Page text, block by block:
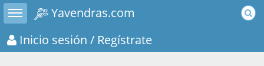
Toggle sidebar
Yavendras.com
Inicio sesión / Regístrate